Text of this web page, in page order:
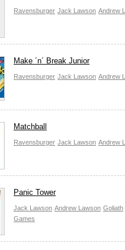
Ravensburger Jack Lawson Andrew
Make ´n´ Break Junior
Ravensburger Jack Lawson Andrew
Matchball
Ravensburger Jack Lawson Andrew
Panic Tower
Jack Lawson Andrew Lawson Goliath
Games